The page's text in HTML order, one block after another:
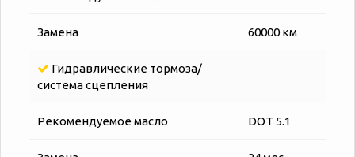
Замена 60000 км
Гидравлические тормоза/
система сцепления
Рекомендуемое масло DOT 5.1